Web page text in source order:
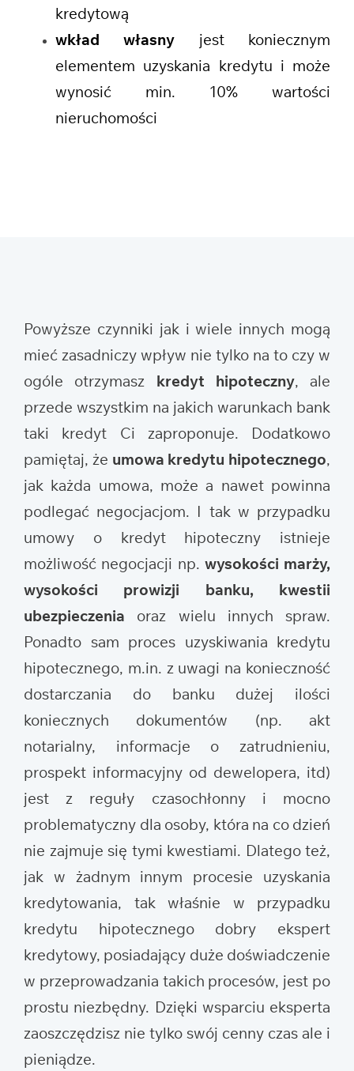
kredytową
wkład własny jest koniecznym
elementem uzyskania kredytu i może
wynosić min. 10% wartości
nieruchomości
Powyższe czynniki jak i wiele innych mogą
mieć zasadniczy wpływ nie tylko na to czy w
ogóle otrzymasz kredyt hipoteczny, ale
przede wszystkim na jakich warunkach bank
taki kredyt Ci zaproponuje. Dodatkowo
pamiętaj, że umowa kredytu hipotecznego,
jak każda umowa, może a nawet powinna
podlegać negocjacjom. I tak w przypadku
umowy o kredyt hipoteczny istnieje
możliwość negocjacji np. wysokości marży,
wysokości prowizji banku, kwestii
ubezpieczenia oraz wielu innych spraw.
Ponadto sam proces uzyskiwania kredytu
hipotecznego, m.in. z uwagi na konieczność
dostarczania do banku dużej ilości
koniecznych dokumentów (np. akt
notarialny, informacje o zatrudnieniu,
prospekt informacyjny od dewelopera, itd)
jest z reguły czasochłonny i mocno
problematyczny dla osoby, która na co dzień
nie zajmuje się tymi kwestiami. Dlatego też,
jak w żadnym innym procesie uzyskania
kredytowania, tak właśnie w przypadku
kredytu hipotecznego dobry ekspert
kredytowy, posiadający duże doświadczenie
w przeprowadzania takich procesów, jest po
prostu niezbędny. Dzięki wsparciu eksperta
zaoszczędzisz nie tylko swój cenny czas ale i
pieniądze.